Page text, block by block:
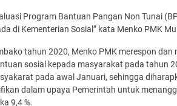
Program Bantuan Pangan Non Tunai
di Kementerian Sosial” kata Menko PMK
tahun 2020, Menko PMK merespon
sosial kepada masyarakat pada tahun
pada awal Januari, sehingga
dalam upaya Pemerintah untuk
9,4 %.